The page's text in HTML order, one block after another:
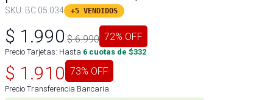
SKU: BC.05.034 +5 VENDIDOS
$ 1.990 $6.990 72% OFF
Precio Tarjetas: Hasta 6 cuotas de $332
$ 1.910 73% OFF
Precio Transferencia Bancaria